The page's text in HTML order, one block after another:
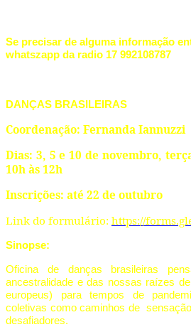
Se precisar de alguma informação
whatszapp da radio 17 992108787
DANÇAS BRASILEIRAS
Coordenação: Fernanda Iannuzzi
Dias: 3, 5 e 10 de novembro,
10h às 12h
Inscrições: até 22 de outubro
Link do formulário: https://
Sinopse:
Oficina de danças brasileiras
ancestralidade e das nossas raízes
europeus) para tempos de
coletivas como caminhos de
desafiadores.